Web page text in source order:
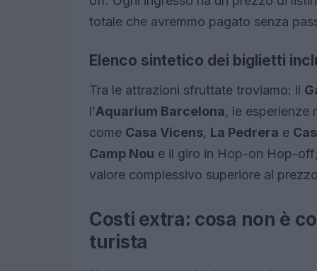
totale che avremmo pagato senza
Elenco sintetico dei biglietti
Tra le attrazioni sfruttate troviamo: il
l’Aquarium Barcelona, le esperienze
come Casa Vicens, La Pedrera e
Camp Nou e il giro in Hop-on Hop-
valore complessivo superiore al
Costi extra: cosa non è
turista